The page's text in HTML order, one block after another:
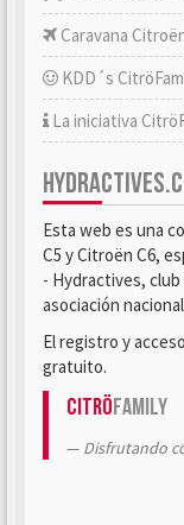
Caravana
KDD´s
La iniciativa
Esta web es una
C5 y Citroën C6,
- Hydractives,
asociación
El registro y
gratuito.
CitröFamily
Disfrutando